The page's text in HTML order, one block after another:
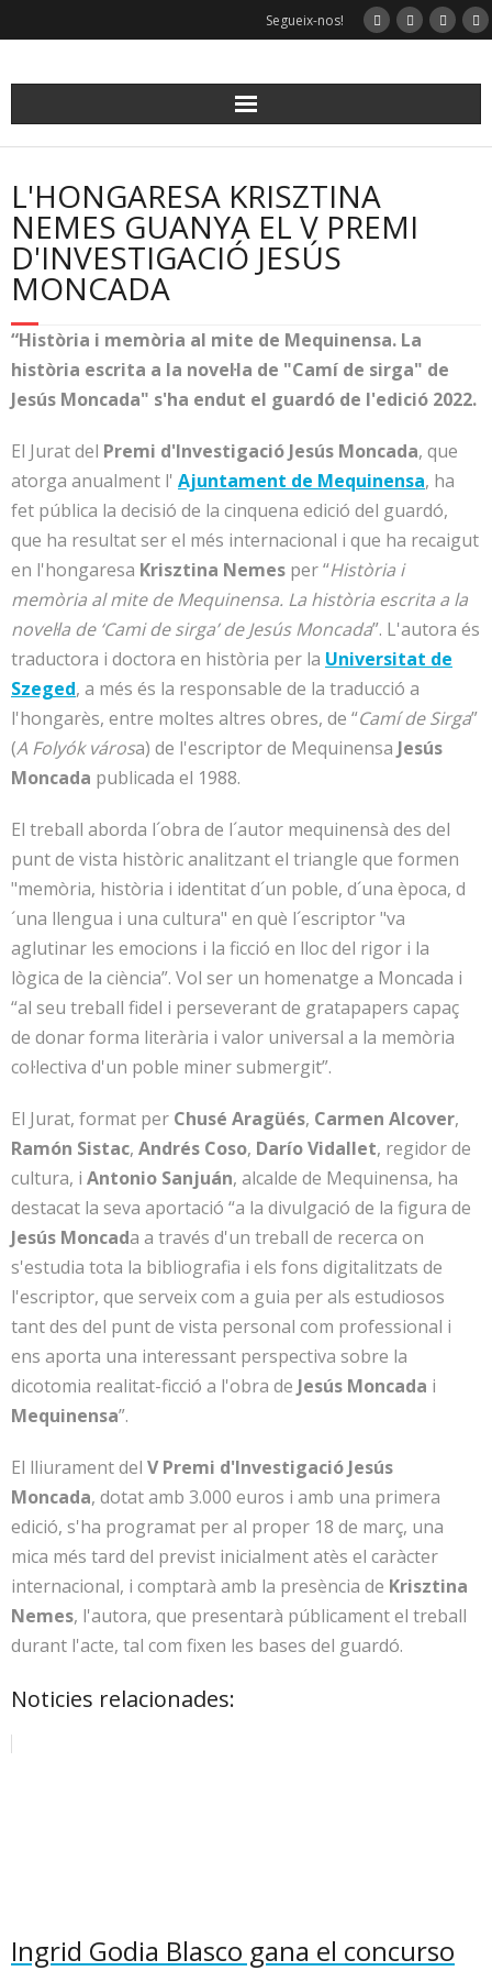
Segueix-nos!
L'HONGARESA KRISZTINA
NEMES GUANYA EL V PREMI
D'INVESTIGACIÓ JESÚS
MONCADA
“Història i memòria al mite de Mequinensa. La
història escrita a la novel·la de "Camí de sirga" de
Jesús Moncada" s'ha endut el guardó de l'edició 2022.
El Jurat del Premi d'Investigació Jesús Moncada, que
atorga anualment l' Ajuntament de Mequinensa, ha
fet pública la decisió de la cinquena edició del guardó,
que ha resultat ser el més internacional i que ha recaigut
en l'hongaresa Krisztina Nemes per “Història i
memòria al mite de Mequinensa. La història escrita a la
novel·la de ‘Cami de sirga’ de Jesús Moncada”. L'autora és
traductora i doctora en història per la Universitat de
Szeged, a més és la responsable de la traducció a
l'hongarès, entre moltes altres obres, de “Camí de Sirga”
(A Folyók városa) de l'escriptor de Mequinensa Jesús
Moncada publicada el 1988.
El treball aborda l´obra de l´autor mequinensà des del
punt de vista històric analitzant el triangle que formen
"memòria, història i identitat d´un poble, d´una època, d
´una llengua i una cultura" en què l´escriptor "va
aglutinar les emocions i la ficció en lloc del rigor i la
lògica de la ciència”. Vol ser un homenatge a Moncada i
“al seu treball fidel i perseverant de gratapapers capaç
de donar forma literària i valor universal a la memòria
col·lectiva d'un poble miner submergit”.
El Jurat, format per Chusé Aragüés, Carmen Alcover,
Ramón Sistac, Andrés Coso, Darío Vidallet, regidor de
cultura, i Antonio Sanjuán, alcalde de Mequinensa, ha
destacat la seva aportació “a la divulgació de la figura de
Jesús Moncada a través d'un treball de recerca on
s'estudia tota la bibliografia i els fons digitalitzats de
l'escriptor, que serveix com a guia per als estudiosos
tant des del punt de vista personal com professional i
ens aporta una interessant perspectiva sobre la
dicotomia realitat-ficció a l'obra de Jesús Moncada i
Mequinensa”.
El lliurament del V Premi d'Investigació Jesús
Moncada, dotat amb 3.000 euros i amb una primera
edició, s'ha programat per al proper 18 de març, una
mica més tard del previst inicialment atès el caràcter
internacional, i comptarà amb la presència de Krisztina
Nemes, l'autora, que presentarà públicament el treball
durant l'acte, tal com fixen les bases del guardó.
Noticies relacionades:
Ingrid Godia Blasco gana el concurso